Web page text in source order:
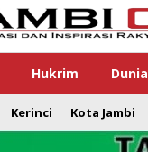
Hukrim Dunia
Kerinci Kota Jambi